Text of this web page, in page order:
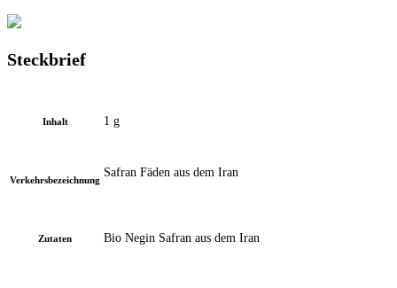
Steckbrief
Inhalt 1 g
Verkehrsbezeichnung
Safran Fäden aus dem Iran
Zutaten Bio Negin Safran aus dem Iran